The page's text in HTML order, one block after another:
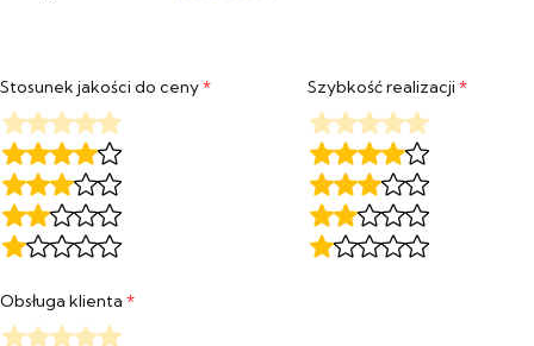
Stosunek jakości do ceny* Szybkość realizacji*
Obsługa klienta *